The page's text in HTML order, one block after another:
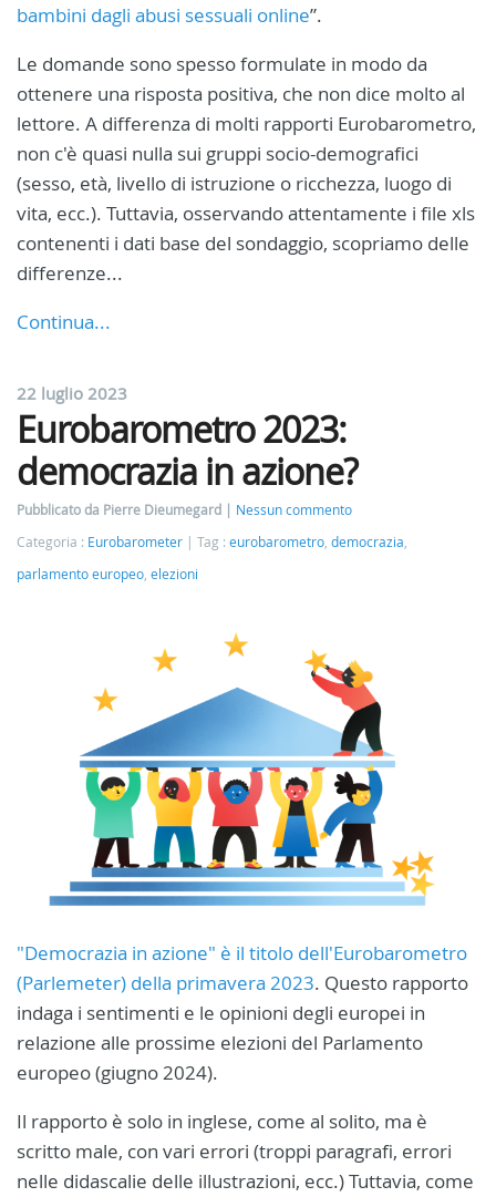
bambini dagli abusi sessuali online”.
Le domande sono spesso formulate in modo da
ottenere una risposta positiva, che non dice molto al
lettore. A differenza di molti rapporti Eurobarometro,
non c'è quasi nulla sui gruppi socio-demografici
(sesso, età, livello di istruzione o ricchezza, luogo di
vita, ecc.). Tuttavia, osservando attentamente i file xls
contenenti i dati base del sondaggio, scopriamo delle
differenze...
Continua...
22 luglio 2023
Eurobarometro 2023:
democrazia in azione?
Pubblicato da Pierre Dieumegard
Nessun commento
Categoria : Eurobarometer Tag : eurobarometro democrazia
parlamento europeo elezioni
"Democrazia in azione" è il titolo dell'Eurobarometro
(Parlemeter) della primavera 2023. Questo rapporto
indaga i sentimenti e le opinioni degli europei in
relazione alle prossime elezioni del Parlamento
europeo (giugno 2024).
Il rapporto è solo in inglese, come al solito, ma è
scritto male, con vari errori (troppi paragrafi, errori
nelle didascalie delle illustrazioni, ecc.) Tuttavia, come